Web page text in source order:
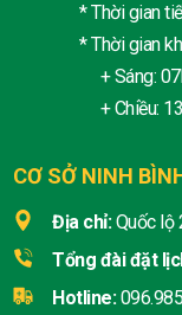
* Thời gian
* Thời gian
+ Sáng:
+ Chiều:
CƠ SỞ NINH
Địa chỉ: Quốc lộ
Tổng đài đặt
Hotline: